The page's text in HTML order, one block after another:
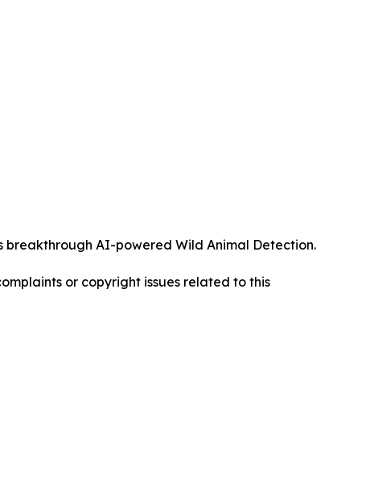
AI-powered Wild Animal Detection.
or copyright issues related to this